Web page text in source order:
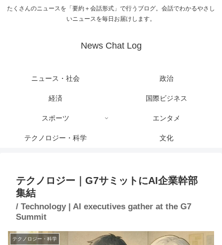
たくさんのニュースを「要約＋会話形式」で行うブログ。会話でわかるやさし
いニュースを毎日お届けします。
News Chat Log
ニュース・社会 政治
経済 国際ビジネス
スポーツ エンタメ
テクノロジー・科学 文化
テクノロジー｜G7サミットにAI企業幹部
集結
/ Technology | AI executives gather at the G7
Summit
テクノロジー・科学